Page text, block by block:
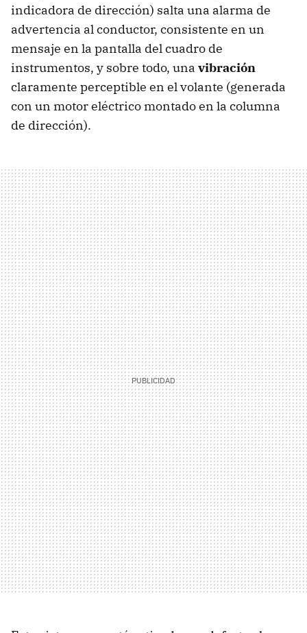
indicadora de dirección) salta una alarma de
advertencia al conductor, consistente en un
mensaje en la pantalla del cuadro de
instrumentos, y sobre todo, una vibración
claramente perceptible en el volante (generada
con un motor eléctrico montado en la columna
de dirección).